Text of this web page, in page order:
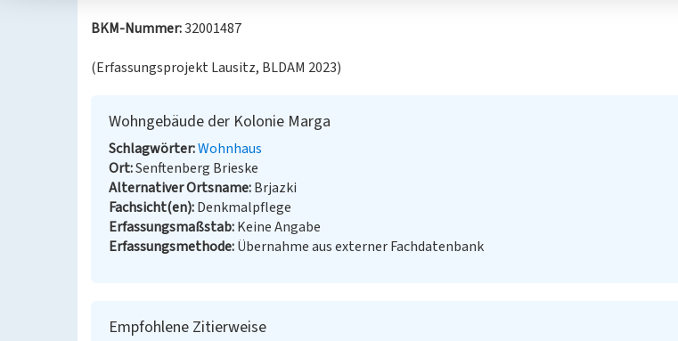
BKM-Nummer:32001487
(Erfassungsprojekt Lausitz, BLDAM 2023)
Wohngebäude der Kolonie Marga
Schlagwörter Wohnhaus
Ort Senftenberg Brieske
Alternativer Ortsname Brjazki
Fachsicht(en) Denkmalpflege
Erfassungsmaßstab Keine Angabe
Erfassungsmethode Übernahme aus externer Fachdatenbank
Empfohlene Zitierweise